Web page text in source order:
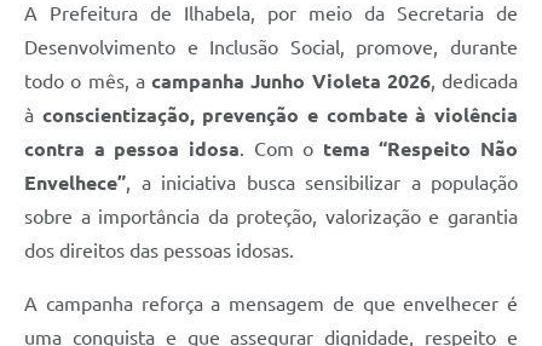
A Prefeitura de Ilhabela, por meio da Secretaria de
Desenvolvimento e Inclusão Social, promove, durante
todo o mês, a campanha Junho Violeta 2026, dedicada
à conscientização, prevenção e combate à violência
contra a pessoa idosa . Com o tema “Respeito Não
Envelhece” , a iniciativa busca sensibilizar a população
sobre a importância da proteção, valorização e garantia
dos direitos das pessoas idosas.
A campanha reforça a mensagem de que envelhecer é
uma conquista e que assegurar dignidade, respeito e